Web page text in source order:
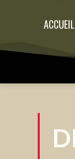
ACCUEIL